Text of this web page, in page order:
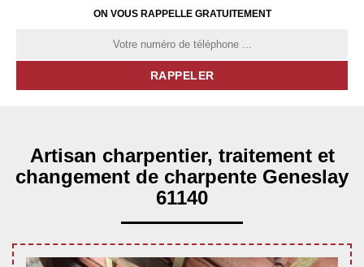
ON VOUS RAPPELLE GRATUITEMENT
Artisan charpentier, traitement et
changement de charpente Geneslay
61140